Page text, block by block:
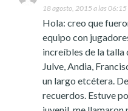
18 agosto, 2015 a las 06:15
Hola: creo que
equipo con
increíbles de la talla
Julve, Andia,
un largo etcétera.
recuerdos. Estuve